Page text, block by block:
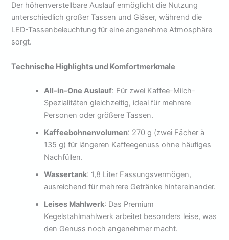
Der höhenverstellbare Auslauf ermöglicht die Nutzung
unterschiedlich großer Tassen und Gläser, während die
LED-Tassenbeleuchtung für eine angenehme Atmosphäre
sorgt.
Technische Highlights und Komfortmerkmale
All-in-One Auslauf: Für zwei Kaffee-Milch-
Spezialitäten gleichzeitig, ideal für mehrere
Personen oder größere Tassen.
Kaffeebohnenvolumen: 270 g (zwei Fächer à
135 g) für längeren Kaffeegenuss ohne häufiges
Nachfüllen.
Wassertank: 1,8 Liter Fassungsvermögen,
ausreichend für mehrere Getränke hintereinander.
Leises Mahlwerk: Das Premium
Kegelstahlmahlwerk arbeitet besonders leise, was
den Genuss noch angenehmer macht.